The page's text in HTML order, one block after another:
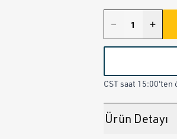
CST saat
Ürün Detayı